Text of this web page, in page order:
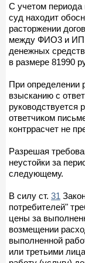
С учетом периода
суд находит
расторжении
между ФИО3 и
денежных
в размере 81990
При определении
взысканию с
руководствуется
ответчиком
контррасчет не
Разрешая
неустойки за
следующему.
В силу ст. 31
потребителей"
цены за
возмещении
выполненной
или третьими